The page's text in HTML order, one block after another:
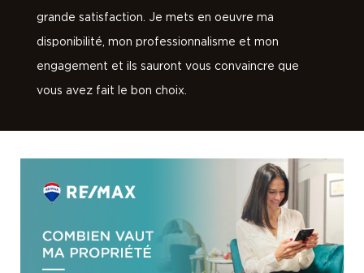
grande satisfaction. Je mets en oeuvre ma
disponibilité, mon professionnalisme et mon
engagement et ils sauront vous convaincre que
vous avez fait le bon choix.